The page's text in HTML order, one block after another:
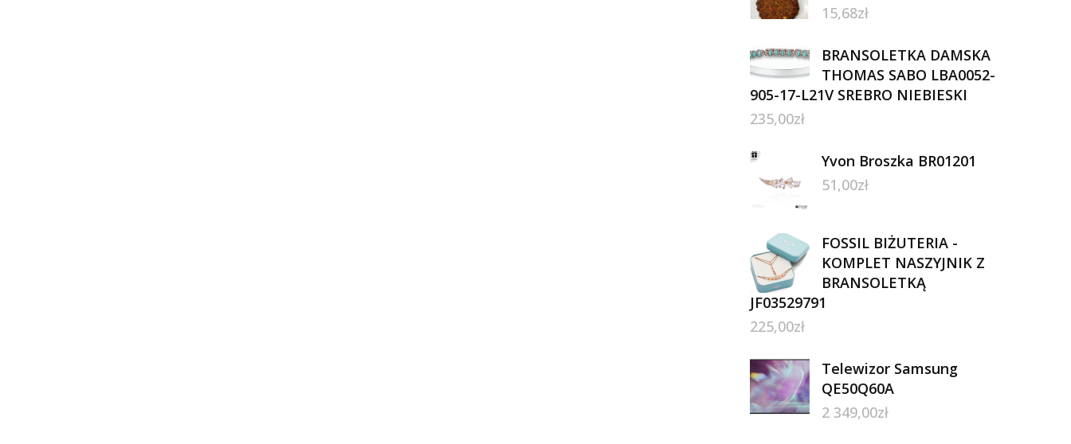
15,68zł
BRANSOLETKA DAMSKA
THOMAS SABO LBA0052-
905-17-L21V SREBRO NIEBIESKI
235,00zł
Yvon Broszka BR01201
51,00zł
FOSSIL BIŻUTERIA -
KOMPLET NASZYJNIK Z
BRANSOLETKĄ
JF03529791
225,00zł
Telewizor Samsung
QE50Q60A
2 349,00zł